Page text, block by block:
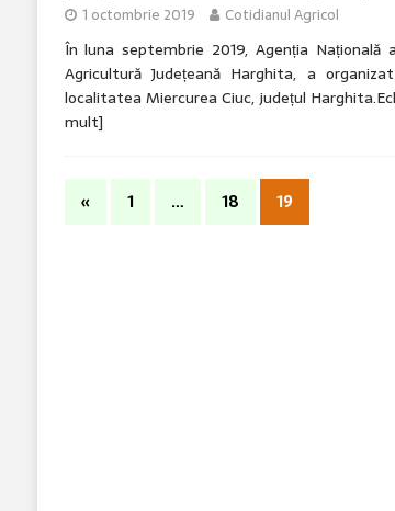
1 octombrie 2019 Cotidianul Agricol
În luna septembrie 2019, Agenția
Agricultură Județeană Harghita, a
localitatea Miercurea Ciuc, județul
mult]
« 1 … 18 19